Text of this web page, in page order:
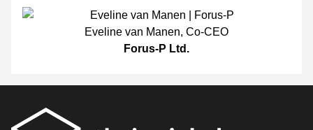
Eveline van Manen, Co-CEO
Forus-P Ltd.